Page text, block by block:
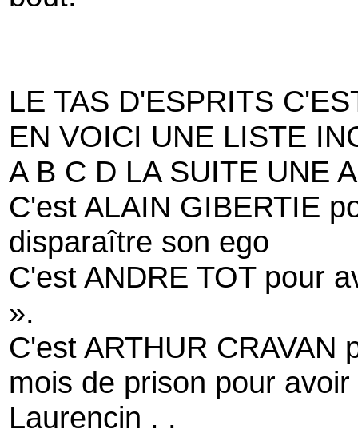
LE TAS D'ESPRITS
EN VOICI UNE LISTE
A B C D LA SUITE UNE
C'est ALAIN GIBERTIE
disparaître son ego
C'est ANDRE TOT pour
».
C'est ARTHUR CRAVAN
mois de prison pour
Laurencin . .